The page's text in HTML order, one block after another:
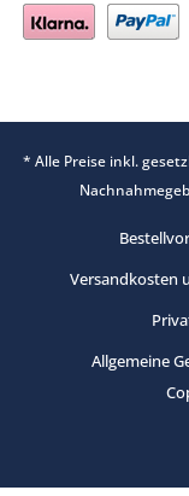
* Alle Preise inkl.
Versandkosten
Allgemeine